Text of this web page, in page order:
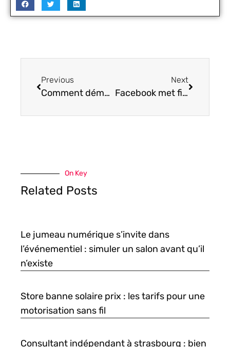
Previous
Comment démarrer une entreprise de tutorat en ligne à domicile ?
Next
Facebook met fin à son projet d’encourager les discussions politiques civiles
On Key
Related Posts
Le jumeau numérique s’invite dans
l’événementiel : simuler un salon avant qu’il
n’existe
Store banne solaire prix : les tarifs pour une
motorisation sans fil
Consultant indépendant à strasbourg : bien